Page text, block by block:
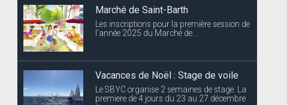
Les inscriptions pour la première session de
l’année 2025 du Marché de...
Le SBYC organise 2 semaines de stage. La
premiere de 4 jours du 23 au 27 décembre
à...